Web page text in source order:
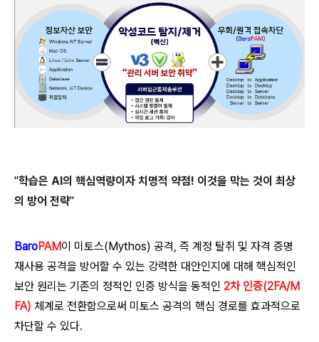
"학습은 AI의 핵심역량이자 치명적 약점! 이것을 막는 것이 최상
의 방어 전략"
BaroPAM이 미토스(Mythos) 공격, 즉 계정 탈취 및 자격 증명
재사용 공격을 방어할 수 있는 강력한 대안인지에 대해 핵심적인
보안 원리는 기존의 정적인 인증 방식을 동적인 2차 인증(2FA/M
FA) 체계로 전환함으로써 미토스 공격의 핵심 경로를 효과적으로
차단할 수 있다.